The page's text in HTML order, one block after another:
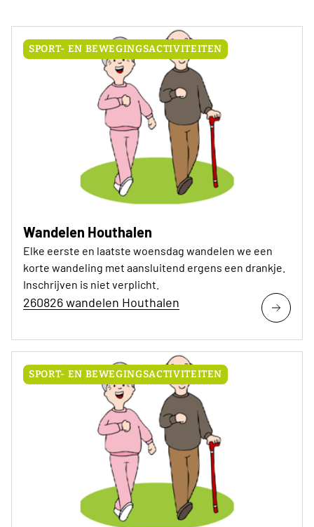
SPORT- EN BEWEGINGSACTIVITEITEN
Wandelen Houthalen
Elke eerste en laatste woensdag wandelen we een
korte wandeling met aansluitend ergens een drankje.
Inschrijven is niet verplicht.
260826 wandelen Houthalen
SPORT- EN BEWEGINGSACTIVITEITEN